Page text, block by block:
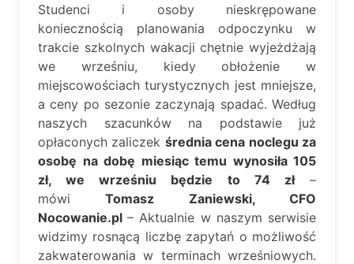
Studenci i osoby nieskrępowane
koniecznością planowania odpoczynku w
trakcie szkolnych wakacji chętnie wyjeżdżają
we wrześniu, kiedy obłożenie w
miejscowościach turystycznych jest mniejsze,
a ceny po sezonie zaczynają spadać. Według
naszych szacunków na podstawie już
opłaconych zaliczek średnia cena noclegu za
osobę na dobę miesiąc temu wynosiła 105
zł, we wrześniu będzie to 74 zł–
mówiTomasz Zaniewski, CFO
Nocowanie.pl– Aktualnie w naszym serwisie
widzimy rosnącą liczbę zapytań o możliwość
zakwaterowania w terminach wrześniowych.